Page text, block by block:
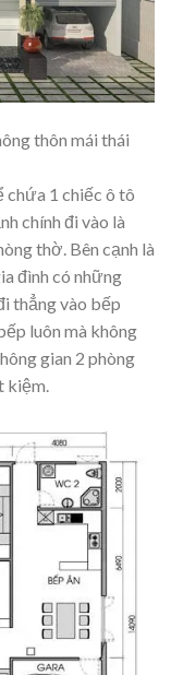
thôn mái thái
chứa 1 chiếc ô tô
chính đi vào là
thờ. Bên cạnh là
đình có những
thẳng vào bếp
luôn mà không
gian 2 phòng
kiệm.